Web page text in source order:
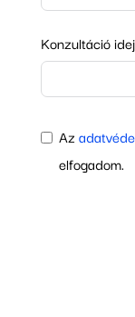
Konzultáció
Az
elfogadom.